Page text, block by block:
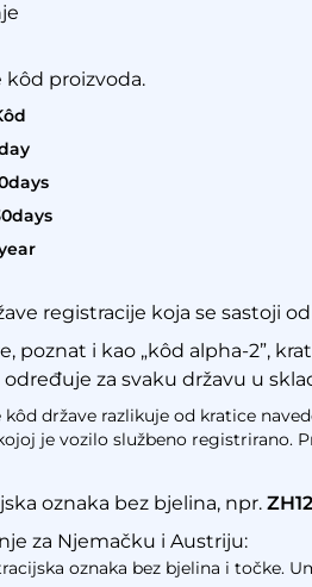
kôd proizvoda.
registracije koja se sastoji
poznat i kao „kôd alpha-2”,
određuje za svaku državu u
kôd države razlikuje od kratice
je vozilo službeno registrirano.
oznaka bez bjelina, npr.
za Njemačku i Austriju:
oznaka bez bjelina i točke.